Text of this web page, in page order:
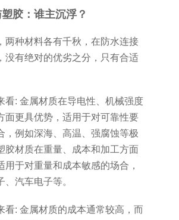
胶：谁主沉浮？
两种材料各有千秋，在防水连接
没有绝对的优劣之分，只有合适
看: 金属材质在导电性、机械强度
面更具优势，适用于对可靠性要
，例如深海、高温、强腐蚀等极
胶材质在重量、成本和加工方面
用于对重量和成本敏感的场合，
、汽车电子等。
看: 金属材质的成本通常较高，而